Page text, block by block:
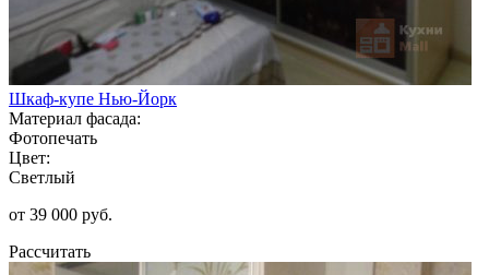
Шкаф-купе Нью-Йорк
Материал фасада:
Фотопечать
Цвет:
Светлый
от 39 000 руб.
Рассчитать